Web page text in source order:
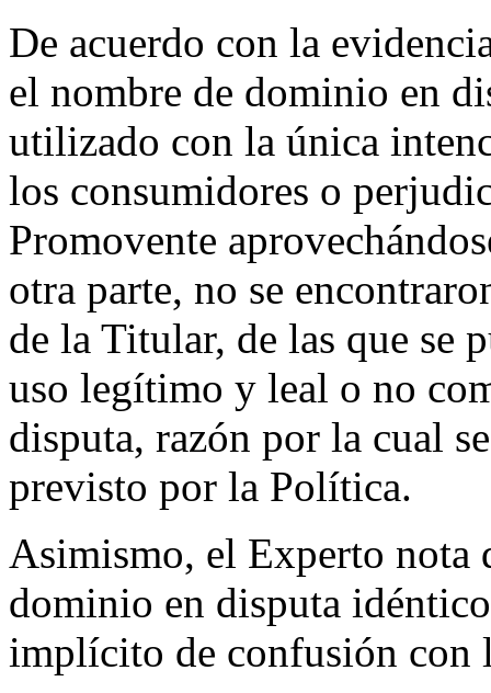
De acuerdo con la
el nombre de dominio en
utilizado con la única
los consumidores o
Promovente
otra parte, no se
de la Titular, de las que se
uso legítimo y leal o no
disputa, razón por la cual
previsto por la Política.
Asimismo, el Experto nota
dominio en disputa
implícito de confusión con